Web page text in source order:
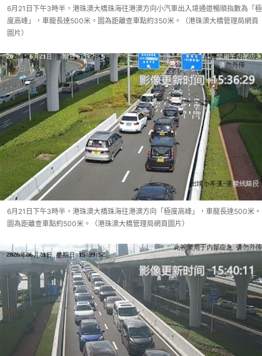
6月21日下午3時半，港珠澳大橋珠海往港澳方向小汽車出入境通道暢順指數為「極
度高峰」，車龍長達500米。圖為距離查車點約350米。（港珠澳大橋管理局網頁
圖片）
6月21日下午3時半，港珠澳大橋珠海往港澳方向「極度高峰」，車龍長達500米。
圖為距離查車點約500米。（港珠澳大橋管理局網頁圖片）